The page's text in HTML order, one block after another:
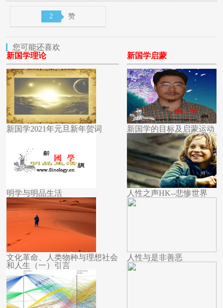
2 赞
您可能还喜欢
新国学理论
新国学2021年元旦新年贺词
明学与明品生活
文化革命、人类物种与理想社会
和人生（一）引言
新国学启蒙
新国学的目标及启蒙运动
人性之声HK--悲惨世界
人性与是非善恶